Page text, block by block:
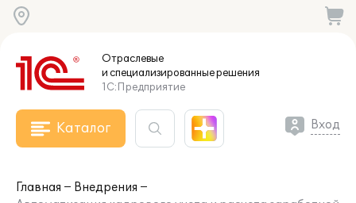
Отраслевые
и специализированныерешения
1С:Предприятие
Каталог Вход
Главная
Внедрения